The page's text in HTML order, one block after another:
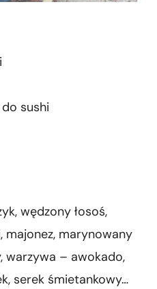
sushi
wędzony łosoś,
majonez, marynowany
warzywa – awokado,
serek śmietankowy…